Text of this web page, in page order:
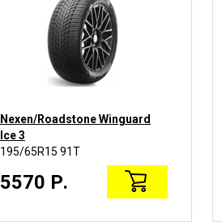
Nexen/Roadstone Winguard
Ice 3
195/65R15 91T
5570 Р.